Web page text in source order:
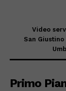
Video
San Giustino
Primo